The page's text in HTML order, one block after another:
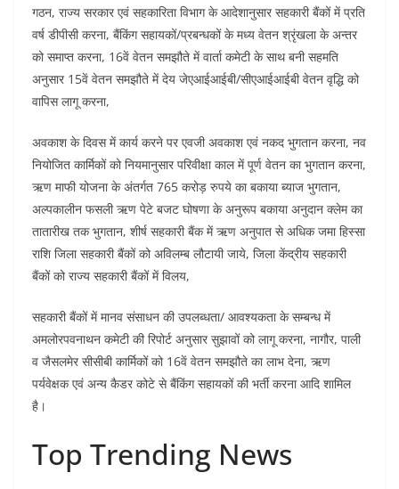
गठन, राज्य सरकार एवं सहकारिता विभाग के आदेशानुसार सहकारी बैंकों में प्रति
वर्ष डीपीसी करना, बैंकिंग सहायकों/प्रबन्धकों के मध्य वेतन श्रृंखला के अन्तर
को समाप्त करना, 16वें वेतन समझौते में वार्ता कमेटी के साथ बनी सहमति
अनुसार 15वें वेतन समझौते में देय जेएआईआईबी/सीएआईआईबी वेतन वृद्धि को
वापिस लागू करना,
अवकाश के दिवस में कार्य करने पर एवजी अवकाश एवं नकद भुगतान करना, नव
नियोजित कार्मिकों को नियमानुसार परिवीक्षा काल में पूर्ण वेतन का भुगतान करना,
ऋण माफी योजना के अंतर्गत 765 करोड़ रुपये का बकाया ब्याज भुगतान,
अल्पकालीन फसली ऋण पेटे बजट घोषणा के अनुरूप बकाया अनुदान क्लेम का
तातारीख तक भुगतान, शीर्ष सहकारी बैंक में ऋण अनुपात से अधिक जमा हिस्सा
राशि जिला सहकारी बैंकों को अविलम्ब लौटायी जाये, जिला केंद्रीय सहकारी
बैंकों को राज्य सहकारी बैंकों में विलय,
सहकारी बैंकों में मानव संसाधन की उपलब्धता/ आवश्यकता के सम्बन्ध में
अमलोरपवनाथन कमेटी की रिपोर्ट अनुसार सुझावों को लागू करना, नागौर, पाली
व जैसलमेर सीसीबी कार्मिकों को 16वें वेतन समझौते का लाभ देना, ऋण
पर्यवेक्षक एवं अन्य कैडर कोटे से बैंकिंग सहायकों की भर्ती करना आदि शामिल
है।
Top Trending News